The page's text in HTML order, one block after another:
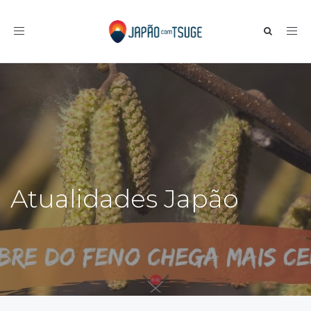
Toggle navigation
Atualidades Japão